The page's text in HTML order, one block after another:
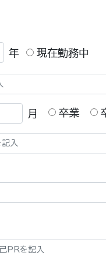
年 現在勤務中
月 卒業